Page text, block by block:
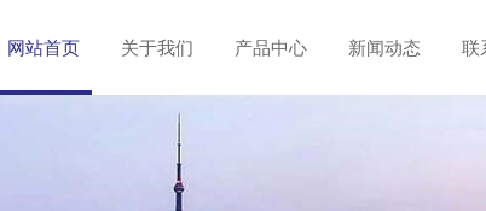
网站首页 关于我们 产品中心 新闻动态 联